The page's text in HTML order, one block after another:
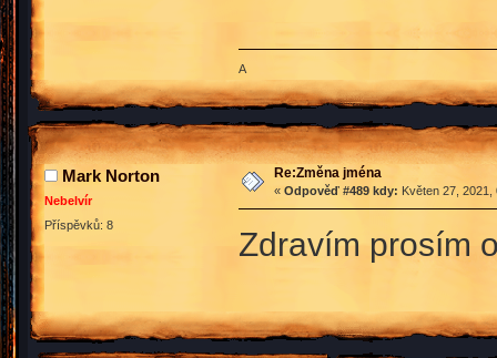
A
Mark Norton
Nebelvír
Příspěvků: 8
Re:Změna jména
« Odpověď #489 kdy: Květen 27,
Zdravím prosím